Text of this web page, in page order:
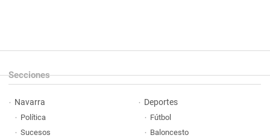
Secciones
Navarra
Política
Sucesos
Deportes
Fútbol
Baloncesto